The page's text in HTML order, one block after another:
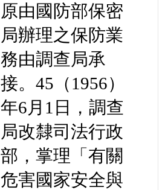
原由國防部保密
局辦理之保防業
務由調查局承
接。45（1956）
年6月1日，調查
局改隸司法行政
部，掌理「有關
危害國家安全與